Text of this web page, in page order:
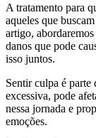
A tratamento para
aqueles que
artigo,
danos que pode
isso juntos.
Sentir culpa é parte
excessiva, pode
nessa jornada e
emoções.